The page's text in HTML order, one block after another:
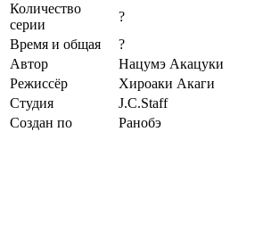
Количество
серии
?
Время и общая
?
Автор
Нацумэ Акацуки
Режиссёр
Хироаки Акаги
Студия
J.C.Staff
Создан по
Ранобэ